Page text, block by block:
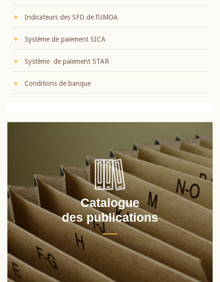
Indicateurs des SFD de l’UMOA
Système de paiement SICA
Système de paiement STAR
Conditions de banque
Catalogue
des publications